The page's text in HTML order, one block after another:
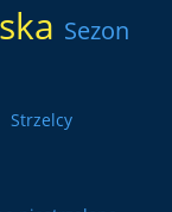
Sezon
Strzelcy